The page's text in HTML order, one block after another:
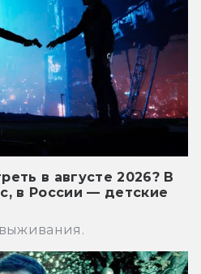
в августе 2026? В
в России — детские